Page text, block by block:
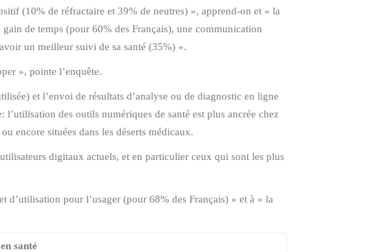
(10% de réfractaire et 39% de neutres) », apprend-on et « la
de temps (pour 60% des Français), une communication
un meilleur suivi de sa santé (35%) ».
», pointe l’enquête.
et l’envoi de résultats d’analyse ou de diagnostic en ligne
des outils numériques de santé est plus ancrée chez
encore situées dans les déserts médicaux.
digitaux actuels, et en particulier ceux qui sont les plus
d’utilisation pour l’usager (pour 68% des Français) » et à « la
santé